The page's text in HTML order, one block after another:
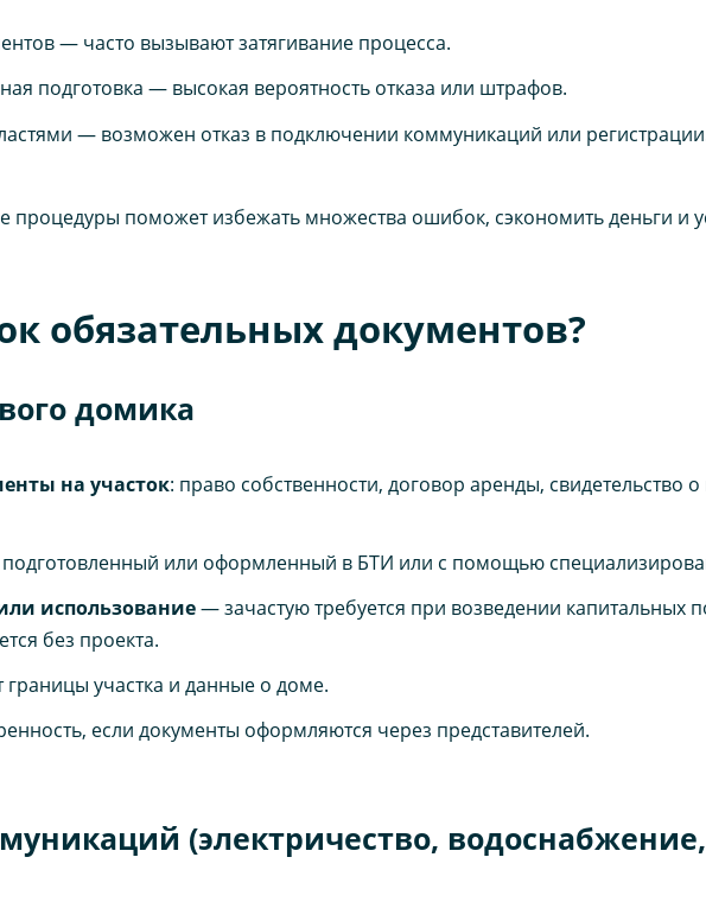
— часто вызывают затягивание процесса.
подготовка — высокая вероятность отказа или штрафов.
— возможен отказ в подключении коммуникаций или
поможет избежать множества ошибок, сэкономить деньги и
обязательных документов?
домика
на участок: право собственности, договор аренды, свидетельство
подготовленный или оформленный в БТИ или с помощью
использование— зачастую требуется при возведении капитальных
без проекта.
границы участка и данные о доме.
если документы оформляются через представителей.
(электричество,